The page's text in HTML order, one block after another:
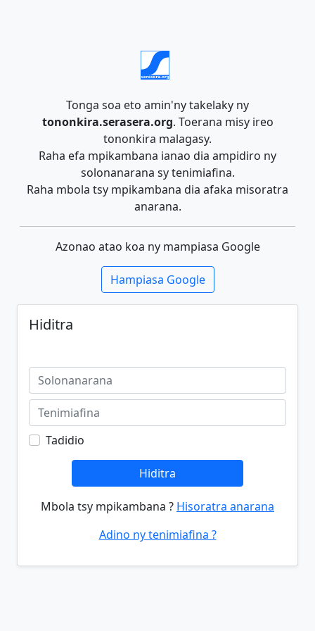
Tonga soa eto amin'ny takelaky ny
tononkira.serasera.org. Toerana misy ireo
tononkira malagasy.
Raha efa mpikambana ianao dia ampidiro ny
solonanarana sy tenimiafina.
Raha mbola tsy mpikambana dia afaka misoratra
anarana.
Azonao atao koa ny mampiasa Google
Hampiasa Google
Hiditra
Tadidio
Hiditra
Mbola tsy mpikambana ? Hisoratra anarana
Adino ny tenimiafina ?